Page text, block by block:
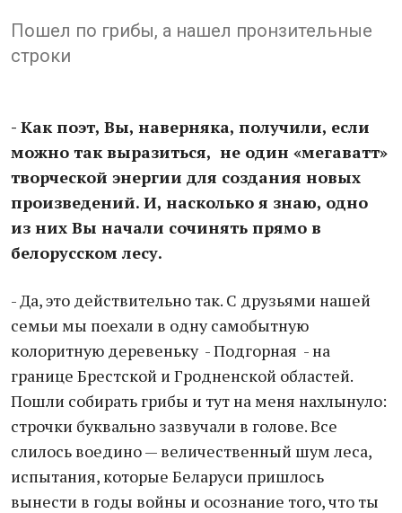
Пошел по грибы, а нашел пронзительные
строки
- Как поэт, Вы, наверняка, получили, если
можно так выразиться, не один «мегаватт»
творческой энергии для создания новых
произведений. И, насколько я знаю, одно
из них Вы начали сочинять прямо в
белорусском лесу.
- Да, это действительно так. С друзьями нашей
семьи мы поехали в одну самобытную
колоритную деревеньку - Подгорная - на
границе Брестской и Гродненской областей.
Пошли собирать грибы и тут на меня нахлынуло:
строчки буквально зазвучали в голове. Все
слилось воедино — величественный шум леса,
испытания, которые Беларуси пришлось
вынести в годы войны и осознание того, что ты